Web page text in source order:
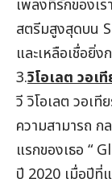
เพลงที่รักของเ
สตรีมสูงสุดบน
และเหลือเชื่อยิ่ง
3.วิโอเลต วอเ
วี วิโอเลต วอเที
ความสามารถ
แรกของเธอ “
ปี 2020 เมื่อปีที่